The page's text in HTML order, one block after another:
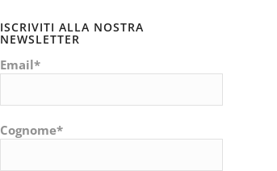
ISCRIVITI ALLA NOSTRA
NEWSLETTER
Email*
Cognome*